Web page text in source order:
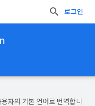
로그인
자의 기본 언어로 번역합니